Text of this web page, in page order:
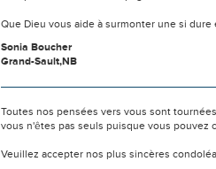
Que Dieu vous aide à surmonter une si dure
Sonia Boucher
Grand-Sault,NB
Toutes nos pensées vers vous sont
vous n'êtes pas seuls puisque vous pouvez
Veuillez accepter nos plus sincères